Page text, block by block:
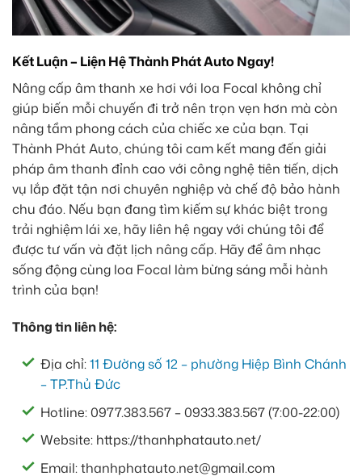
Kết Luận – Liện Hệ Thành Phát Auto Ngay!
Nâng cấp âm thanh xe hơi với loa Focal không chỉ
giúp biến mỗi chuyến đi trở nên trọn vẹn hơn mà còn
nâng tầm phong cách của chiếc xe của bạn. Tại
Thành Phát Auto, chúng tôi cam kết mang đến giải
pháp âm thanh đỉnh cao với công nghệ tiên tiến, dịch
vụ lắp đặt tận nơi chuyên nghiệp và chế độ bảo hành
chu đáo. Nếu bạn đang tìm kiếm sự khác biệt trong
trải nghiệm lái xe, hãy liên hệ ngay với chúng tôi để
được tư vấn và đặt lịch nâng cấp. Hãy để âm nhạc
sống động cùng loa Focal làm bừng sáng mỗi hành
trình của bạn!
Thông tin liên hệ:
Địa chỉ:11 Đường số 12 – phường Hiệp Bình Chánh
– TP.Thủ Đức
Hotline: 0977.383.567 – 0933.383.567 (7:00-22:00)
Website: https://thanhphatauto.net/
Email: thanhphatauto.net@gmail.com